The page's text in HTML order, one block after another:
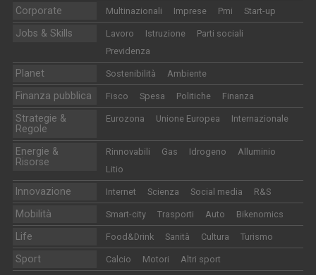
Corporate Multinazionali Imprese Pmi Start-up
Jobs & Skills Lavoro Istruzione
Parti sociali
Previdenza
Planet Sostenibilità Ambiente
Finanza pubblica Fisco Spesa Politiche Finanza
Strategie &
Regole
Eurozona Unione Europea Internazionale
Energie &
Risorse
Rinnovabili Gas Idrogeno
Alluminio
Litio
Innovazione Internet Scienza Social media R&S
Mobilità Smart-city Trasporti Auto Bikenomics
Life Food&Drink Sanità Cultura Turismo
Sport Calcio Motori Altri sport